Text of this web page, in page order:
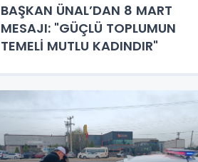
BAŞKAN ÜNAL’DAN 8 MART
MESAJI: "GÜÇLÜ TOPLUMUN
TEMELİ MUTLU KADINDIR"